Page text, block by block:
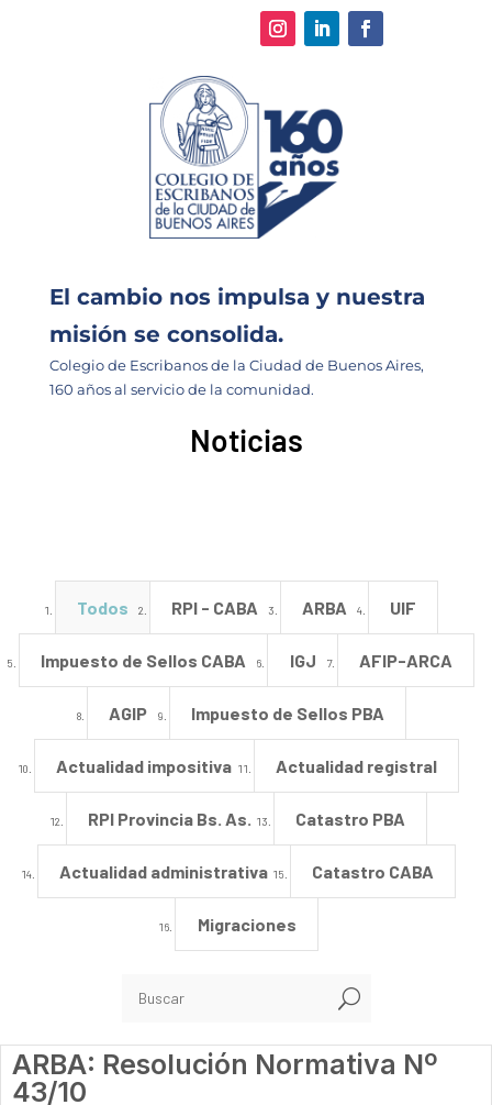
El cambio nos impulsa y nuestra
misión se consolida.
Colegio de Escribanos de la Ciudad de Buenos Aires,
160 años al servicio de la comunidad.
Noticias
Todos RPI - CABA ARBA UIF
Impuesto de Sellos CABA IGJ AFIP-ARCA
AGIP Impuesto de Sellos PBA
Actualidad impositiva Actualidad registral
RPI Provincia Bs. As. Catastro PBA
Actualidad administrativa Catastro CABA
Migraciones
U
ARBA: Resolución Normativa Nº
43/10